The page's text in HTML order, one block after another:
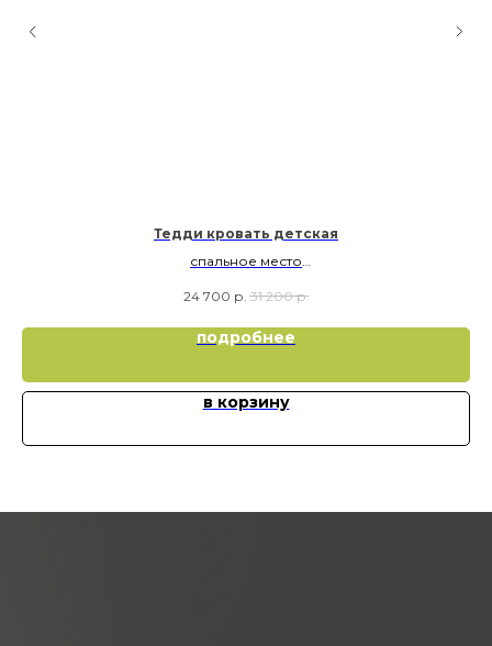
Тедди кровать детская
спальное место
24 700 р. 31 200 р.
подробнее
в корзину